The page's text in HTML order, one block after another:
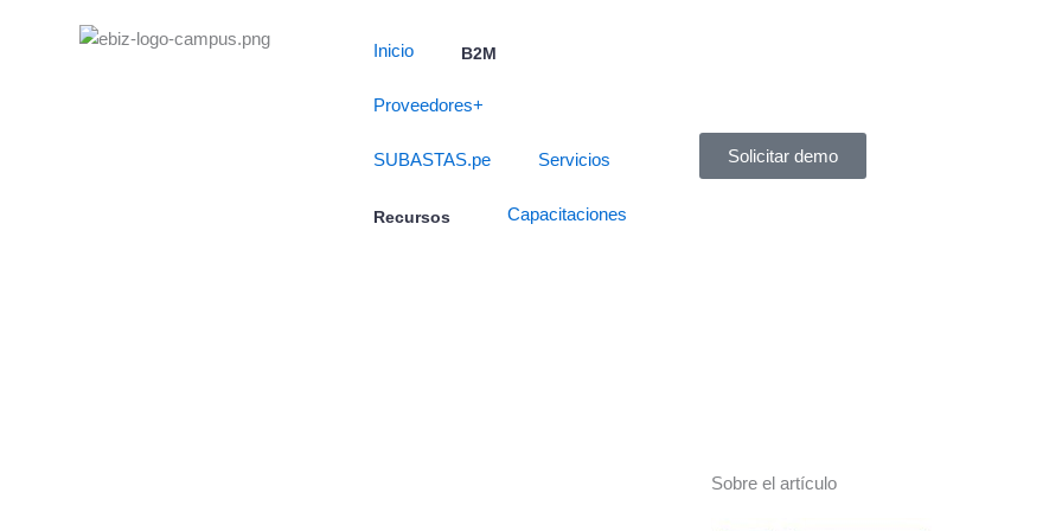
Inicio B2M
Proveedores+
SUBASTAS.pe Servicios
Recursos Capacitaciones
Solicitar demo
Sobre el artículo